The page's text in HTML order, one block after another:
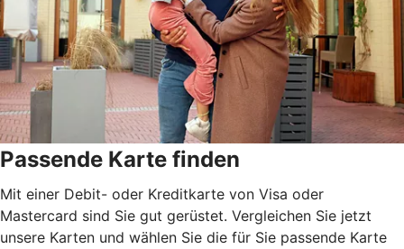
Passende Karte finden
Mit einer Debit- oder Kreditkarte von Visa oder
Mastercard sind Sie gut gerüstet. Vergleichen Sie jetzt
unsere Karten und wählen Sie die für Sie passende Karte